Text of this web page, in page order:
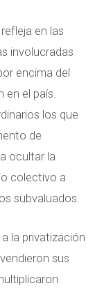
en las
involucradas
encima del
en el país.
los que
de
ocultar la
colectivo a
subvaluados.
la privatización
sus